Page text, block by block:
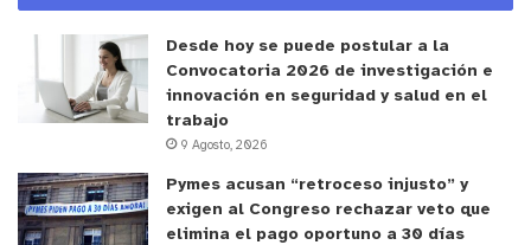
Desde hoy se puede postular a la
Convocatoria 2026 de investigación e
innovación en seguridad y salud en el
trabajo
9 Agosto, 2026
Pymes acusan “retroceso injusto” y
exigen al Congreso rechazar veto que
elimina el pago oportuno a 30 días